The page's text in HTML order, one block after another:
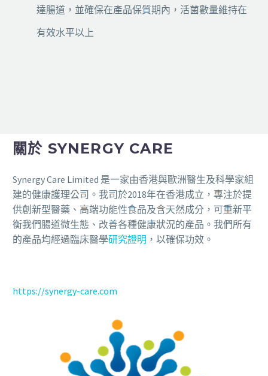
達腸道，並確保在產品保質期內，活菌數量維持在
有效水平以上
關於 SYNERGY CARE
Synergy Care Limited 是一家由香港與歐洲醫生及科學家組
建的健康護理公司。我司於2018年在香港成立，專注於提
供創新型醫藥、高端功能性食品及含天然成分，可重新平
衡我們腸道微生態、改善各種健康狀況的產品。我們所有
的產品均經過臨床醫學研究證明 ，以確保功效。
https://synergy-care.com